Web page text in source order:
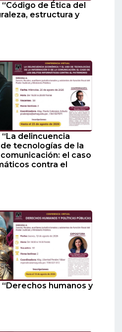
de Ética del
estructura y
delincuencia
tecnologías de la
el caso
contra el
humanos y